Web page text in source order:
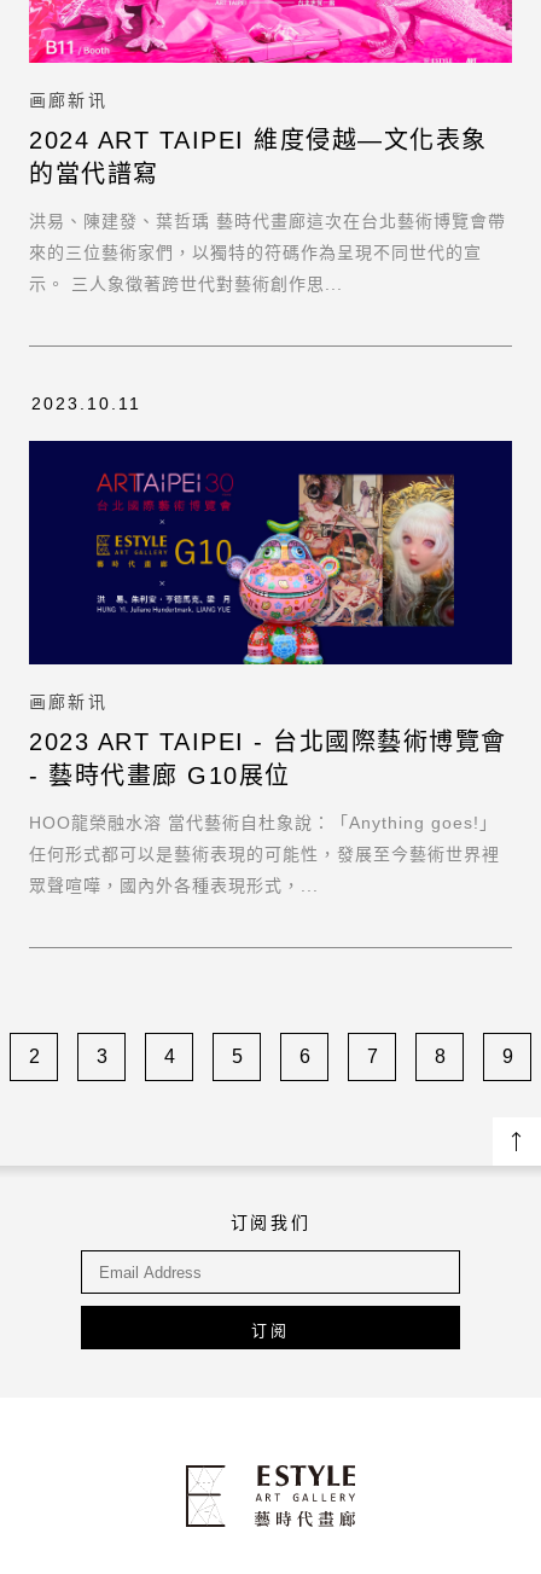
画廊新讯
2024 ART TAIPEI 維度侵越—文化表象
的當代譜寫
洪易、陳建發、葉哲瑀 藝時代畫廊這次在台北藝術博覽會帶
來的三位藝術家們，以獨特的符碼作為呈現不同世代的宣
示。 三人象徵著跨世代對藝術創作思...
2023.10.11
画廊新讯
2023 ART TAIPEI - 台北國際藝術博覽會
- 藝時代畫廊 G10展位
HOO龍榮融水溶 當代藝術自杜象說：「Anything goes!」
任何形式都可以是藝術表現的可能性，發展至今藝術世界裡
眾聲喧嘩，國內外各種表現形式，...
2 3 4 5 6 7 8 9
订阅我们
订阅